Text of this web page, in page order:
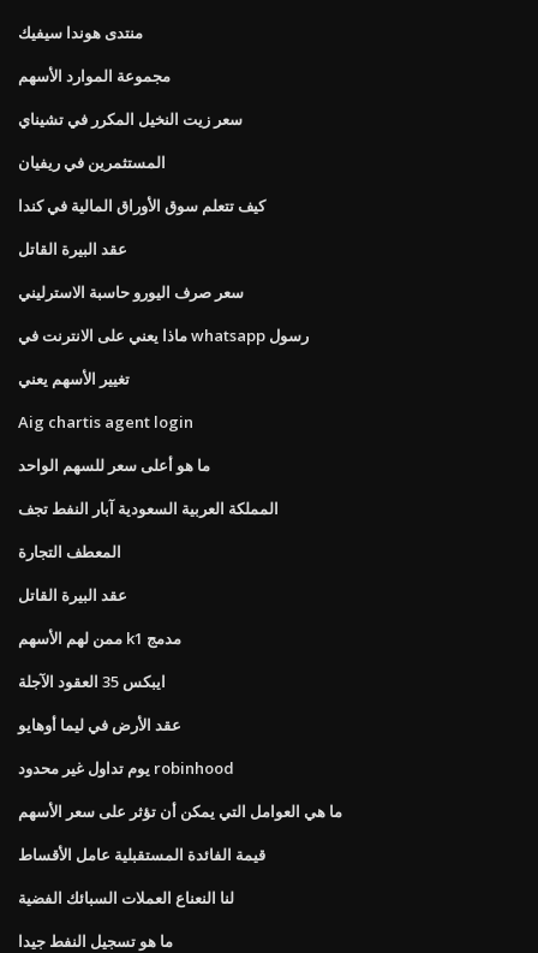
منتدى هوندا سيفيك
مجموعة الموارد الأسهم
سعر زيت النخيل المكرر في تشيناي
المستثمرين في ريفيان
كيف تتعلم سوق الأوراق المالية في كندا
عقد البيرة القاتل
سعر صرف اليورو حاسبة الاسترليني
ماذا يعني على الانترنت في whatsapp رسول
تغيير الأسهم يعني
Aig chartis agent login
ما هو أعلى سعر للسهم الواحد
المملكة العربية السعودية آبار النفط تجف
المعطف التجارة
عقد البيرة القاتل
ممن لهم الأسهم k1 مدمج
ايبكس 35 العقود الآجلة
عقد الأرض في ليما أوهايو
يوم تداول غير محدود robinhood
ما هي العوامل التي يمكن أن تؤثر على سعر الأسهم
قيمة الفائدة المستقبلية عامل الأقساط
لنا النعناع العملات السبائك الفضية
ما هو تسجيل النفط جيدا